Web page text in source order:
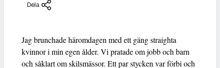
Dela
Jag brunchade häromdagen med ett gäng straighta
kvinnor i min egen ålder. Vi pratade om jobb och barn
och såklart om skilsmässor. Ett par stycken var förbi och